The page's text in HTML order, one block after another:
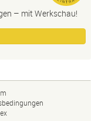
– mit Werkschau!